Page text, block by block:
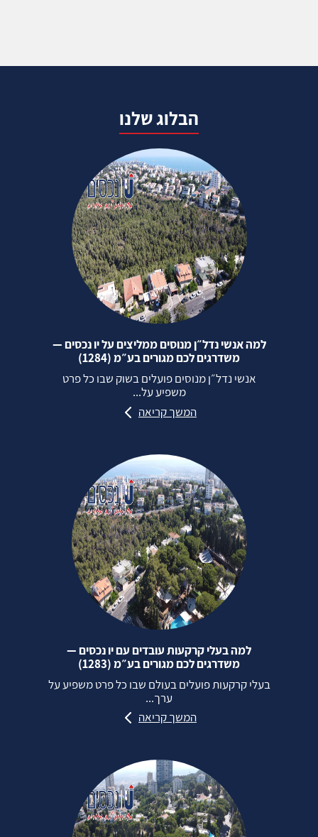
הבלוג שלנו
למה אנשי נדל״ן מנוסים ממליצים על יו נכסים —
משדרגים לכם מגורים בע״מ (1284)
אנשי נדל״ן מנוסים פועלים בשוק שבו כל פרט
משפיע על...
המשך קריאה
למה בעלי קרקעות עובדים עם יו נכסים —
משדרגים לכם מגורים בע״מ (1283)
בעלי קרקעות פועלים בעולם שבו כל פרט משפיע על
ערך...
המשך קריאה